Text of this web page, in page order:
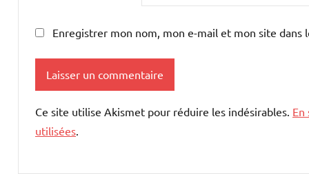
Enregistrer mon nom, mon e-mail et mon site
Ce site utilise Akismet pour réduire les indésirables. En
utilisées